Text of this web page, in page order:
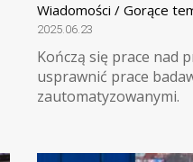
Wiadomości / Gorące
2025.06.23
Kończą się prace nad
usprawnić prace
zautomatyzowanymi.